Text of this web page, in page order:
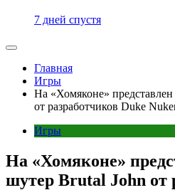
7 дней спустя
Главная
Игры
На «Хомяконе»
от разработчиков Duke
Игры
На «Хомяконе»
шутер Brutal John от